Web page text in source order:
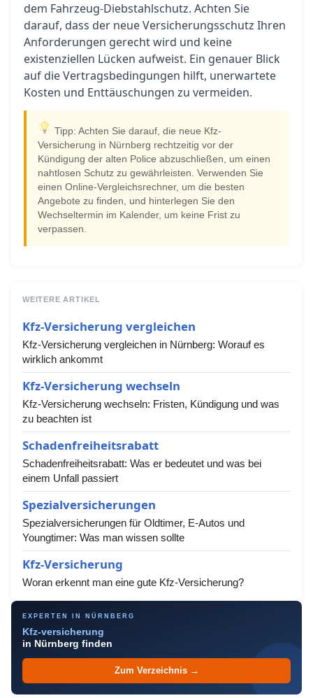
dem Fahrzeug-Diebstahlschutz. Achten Sie
darauf, dass der neue Versicherungsschutz Ihren
Anforderungen gerecht wird und keine
existenziellen Lücken aufweist. Ein genauer Blick
auf die Vertragsbedingungen hilft, unerwartete
Kosten und Enttäuschungen zu vermeiden.
Tipp: Achten Sie darauf, die neue Kfz-
Versicherung in Nürnberg rechtzeitig vor der
Kündigung der alten Police abzuschließen, um einen
nahtlosen Schutz zu gewährleisten. Verwenden Sie
einen Online-Vergleichsrechner, um die besten
Angebote zu finden, und hinterlegen Sie den
Wechseltermin im Kalender, um keine Frist zu
verpassen.
WEITERE ARTIKEL
Kfz-Versicherung vergleichen
Kfz-Versicherung vergleichen in Nürnberg: Worauf es
wirklich ankommt
Kfz-Versicherung wechseln
Kfz-Versicherung wechseln: Fristen, Kündigung und was
zu beachten ist
Schadenfreiheitsrabatt
Schadenfreiheitsrabatt: Was er bedeutet und was bei
einem Unfall passiert
Spezialversicherungen
Spezialversicherungen für Oldtimer, E-Autos und
Youngtimer: Was man wissen sollte
Kfz-Versicherung
Woran erkennt man eine gute Kfz-Versicherung?
EXPERTEN IN NÜRNBERG
Kfz-versicherung
in Nürnberg finden
Zum Verzeichnis →